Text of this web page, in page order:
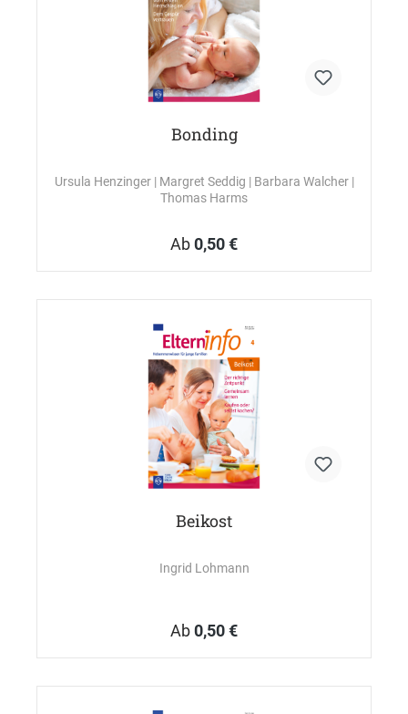
Bonding
Ursula Henzinger | Margret Seddig | Barbara Walcher |
Thomas Harms
Ab0,50 €
Beikost
Ingrid Lohmann
Ab0,50 €